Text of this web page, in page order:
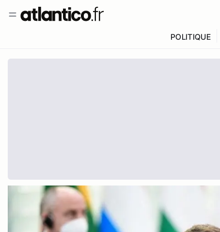
POLITIQUE